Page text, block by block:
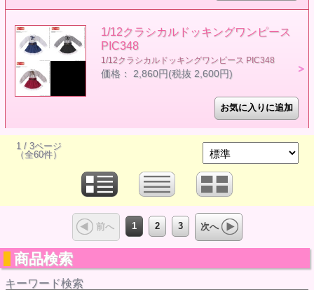
1/12クラシカルドッキングワンピース
PIC348
1/12クラシカルドッキングワンピース PIC348
価格： 2,860円(税抜 2,600円)
1 / 3ページ
（全60件）
前へ 1 2 3 次へ
商品検索
キーワード検索